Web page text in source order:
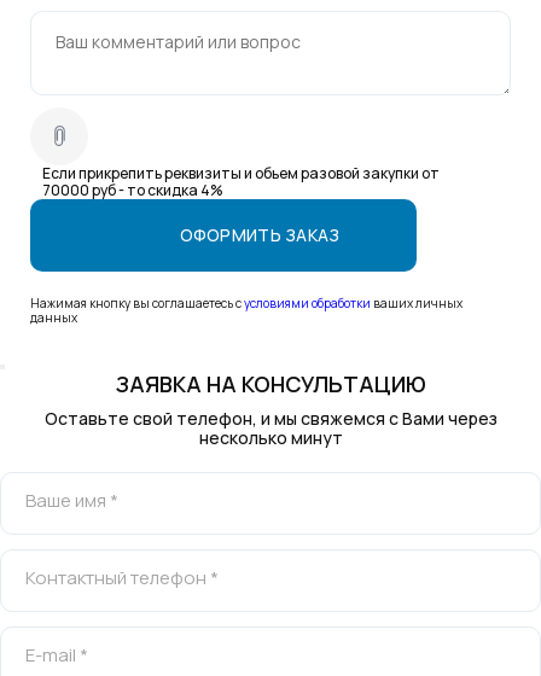
Если прикрепить реквизиты и обьем разовой закупки от
70000 руб - то скидка 4%
Нажимая кнопку вы соглашаетесь сусловиями обработки ваших личных
данных
ЗАЯВКА НА КОНСУЛЬТАЦИЮ
Оставьте свой телефон, и мы свяжемся с Вами через
несколько минут
Ваше имя *
Контактный телефон *
E-mail *